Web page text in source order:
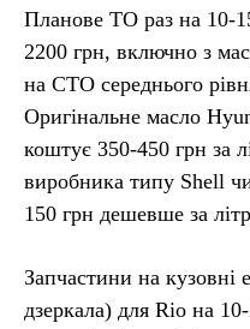
Планове ТО раз на 10-
2200 грн, включно з
на СТО середнього
Оригінальне масло
коштує 350-450 грн за
виробника типу Shell
150 грн дешевше за
Запчастини на
дзеркала) для Rio на